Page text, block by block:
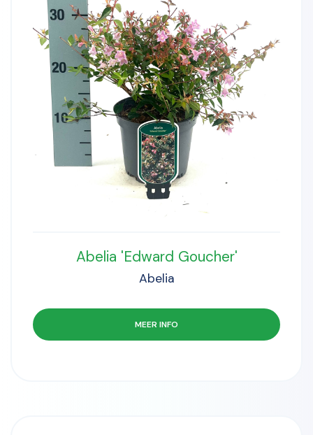
Abelia 'Edward Goucher'
Abelia
MEER INFO